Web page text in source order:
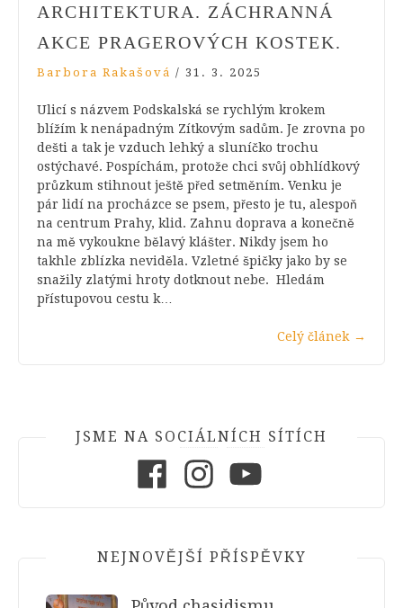
ARCHITEKTURA. ZÁCHRANNÁ
AKCE PRAGEROVÝCH KOSTEK.
Barbora Rakašová / 31. 3. 2025
Ulicí s názvem Podskalská se rychlým krokem
blížím k nenápadným Zítkovým sadům. Je zrovna po
dešti a tak je vzduch lehký a sluníčko trochu
ostýchavé. Pospíchám, protože chci svůj obhlídkový
průzkum stihnout ještě před setměním. Venku je
pár lidí na procházce se psem, přesto je tu, alespoň
na centrum Prahy, klid. Zahnu doprava a konečně
na mě vykoukne bělavý klášter. Nikdy jsem ho
takhle zblízka neviděla. Vzletné špičky jako by se
snažily zlatými hroty dotknout nebe. Hledám
přístupovou cestu k…
Celý článek →
JSME NA SOCIÁLNÍCH SÍTÍCH
NEJNOVĚJŠÍ PŘÍSPĚVKY